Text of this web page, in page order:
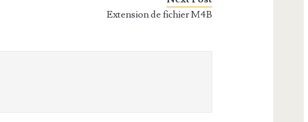
Extension de fichier M4B